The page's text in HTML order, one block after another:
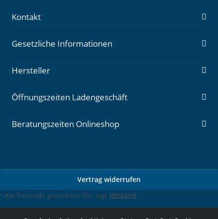
Kontakt
Gesetzliche Informationen
Hersteller
Öffnungszeiten Ladengeschäft
Beratungszeiten Onlineshop
Vertrag widerrufen
* Alle Preise inkl. gesetzlicher USt., zzgl. Versand